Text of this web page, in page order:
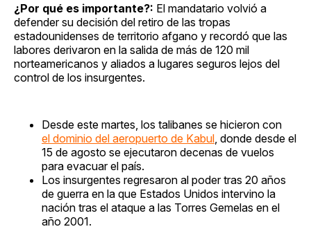
¿Por qué es importante?: El mandatario volvió a
defender su decisión del retiro de las tropas
estadounidenses de territorio afgano y recordó que las
labores derivaron en la salida de más de 120 mil
norteamericanos y aliados a lugares seguros lejos del
control de los insurgentes.
Desde este martes, los talibanes se hicieron con
el dominio del aeropuerto de Kabul , donde desde el
15 de agosto se ejecutaron decenas de vuelos
para evacuar el país.
Los insurgentes regresaron al poder tras 20 años
de guerra en la que Estados Unidos intervino la
nación tras el ataque a las Torres Gemelas en el
año 2001.